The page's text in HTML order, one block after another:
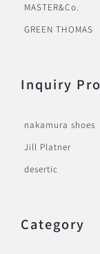
MASTER&Co.
GREEN THOMAS
Inquiry
nakamura shoes
Jill Platner
desertic
Category